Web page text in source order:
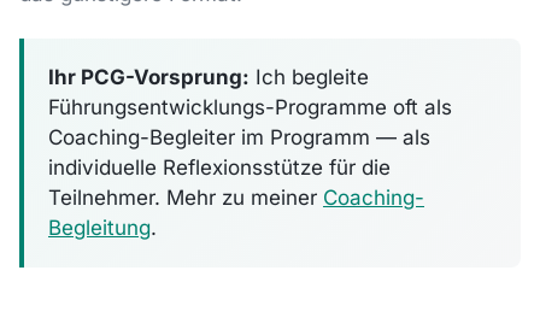
Ihr PCG-Vorsprung: Ich begleite
Führungsentwicklungs-Programme oft als
Coaching-Begleiter im Programm — als
individuelle Reflexionsstütze für die
Teilnehmer. Mehr zu meiner Coaching-
Begleitung.